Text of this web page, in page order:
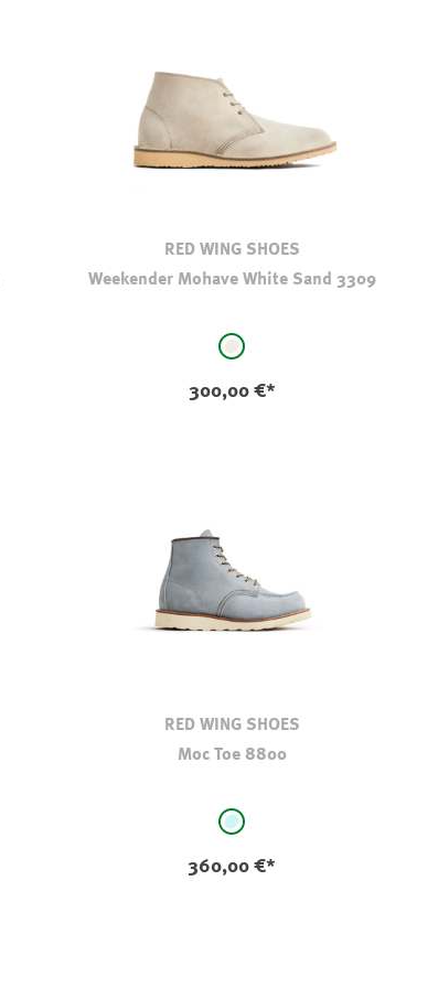
RED WING SHOES
Weekender Mohave White Sand 3309
auswählen
natur
300,00 €*
RED WING SHOES
Moc Toe 8800
auswählen
hellbleu
360,00 €*